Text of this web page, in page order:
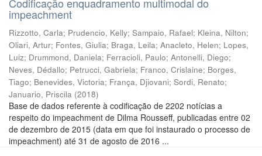
impeachment
Rizzotto, Carla; Prudencio, Kelly; Sampaio, Rafael; Kleina, Nilton;
Oliari, Artur; Fontes, Giulia; Braga, Leila; Anacleto, Helen; Lopes,
Luiz; Drummond, Daniela; Ferracioli, Paulo; Antonelli, Diego;
Neves, Dédallo; Petrucci, Gabriela; Franco, Crislaine; Borges,
Tiago; Benevides, Victoria; França, Djiovani; Sordi, Renato;
Januario, Priscila (2018)
Base de dados referente à codificação de 2202 notícias a
respeito do impeachment de Dilma Rousseff, publicadas entre 02
de dezembro de 2015 (data em que foi instaurado o processo de
impeachment) até 31 de agosto de 2016 ...